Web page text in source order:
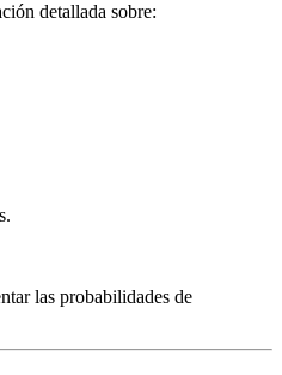
detallada sobre:
las probabilidades de